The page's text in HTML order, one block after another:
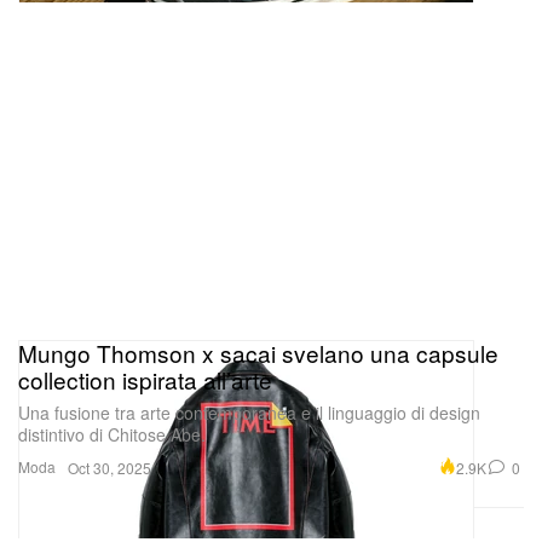
Moda
Mungo Thomson x sacai svelano una capsule
collection ispirata all’arte
Una fusione tra arte contemporanea e il linguaggio di design
distintivo di Chitose Abe.
Oct 30, 2025 2.9K 0